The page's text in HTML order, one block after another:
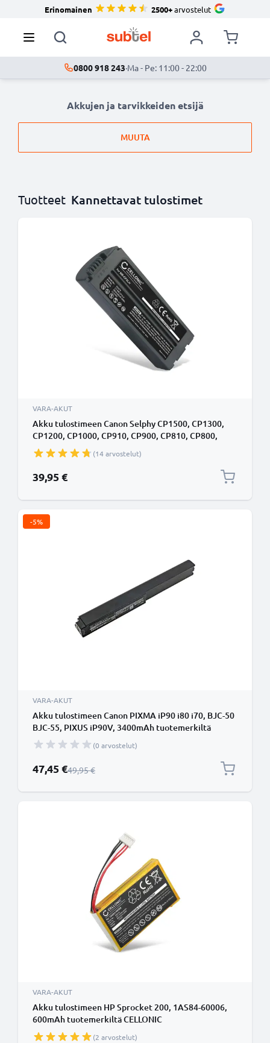
Erinomainen 2500+arvostelut
0800 918 243·Ma - Pe: 11:00 - 22:00
Akkujen ja tarvikkeiden etsijä
MUUTA
Tuotteet Kannettavat tulostimet
VARA-AKUT
Akku tulostimeen Canon Selphy CP1500, CP1300,
CP1200, CP1000, CP910, CP900, CP810, CP800,
CP780, CP510, 2000mAh tuotemerkiltä CELLONIC
(14 arvostelut)
39,95 €
-5%
VARA-AKUT
Akku tulostimeen Canon PIXMA iP90 i80 i70, BJC-50
BJC-55, PIXUS iP90V, 3400mAh tuotemerkiltä
CELLONIC
(0 arvostelut)
Erikoishinta
47,45 €Normaali hinta
49,95 €
VARA-AKUT
Akku tulostimeen HP Sprocket 200, 1AS84-60006,
600mAh tuotemerkiltä CELLONIC
(2 arvostelut)